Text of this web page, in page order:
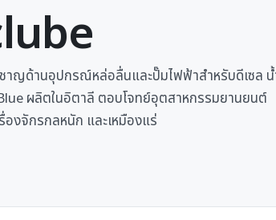
าญด้านอุปกรณ์หล่อลื่นและปั๊มไฟฟ้าสำหรับดีเซล
ผลิตในอิตาลี ตอบโจทย์อุตสาหกรรมยานยนต์
องจักรกลหนัก และเหมืองแร่